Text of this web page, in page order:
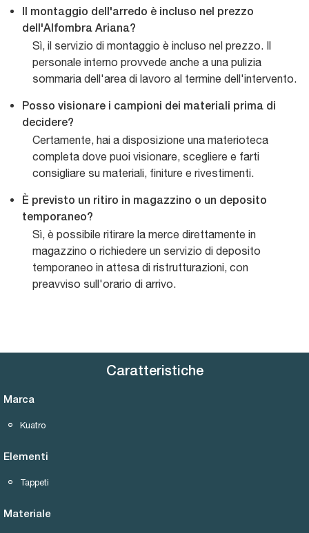
Il montaggio dell'arredo è incluso nel prezzo
dell'Alfombra Ariana?
Sì, il servizio di montaggio è incluso nel prezzo. Il
personale interno provvede anche a una pulizia
sommaria dell'area di lavoro al termine dell'intervento.
Posso visionare i campioni dei materiali prima di
decidere?
Certamente, hai a disposizione una materioteca
completa dove puoi visionare, scegliere e farti
consigliare su materiali, finiture e rivestimenti.
È previsto un ritiro in magazzino o un deposito
temporaneo?
Sì, è possibile ritirare la merce direttamente in
magazzino o richiedere un servizio di deposito
temporaneo in attesa di ristrutturazioni, con
preavviso sull'orario di arrivo.
Caratteristiche
Marca
Kuatro
Elementi
Tappeti
Materiale